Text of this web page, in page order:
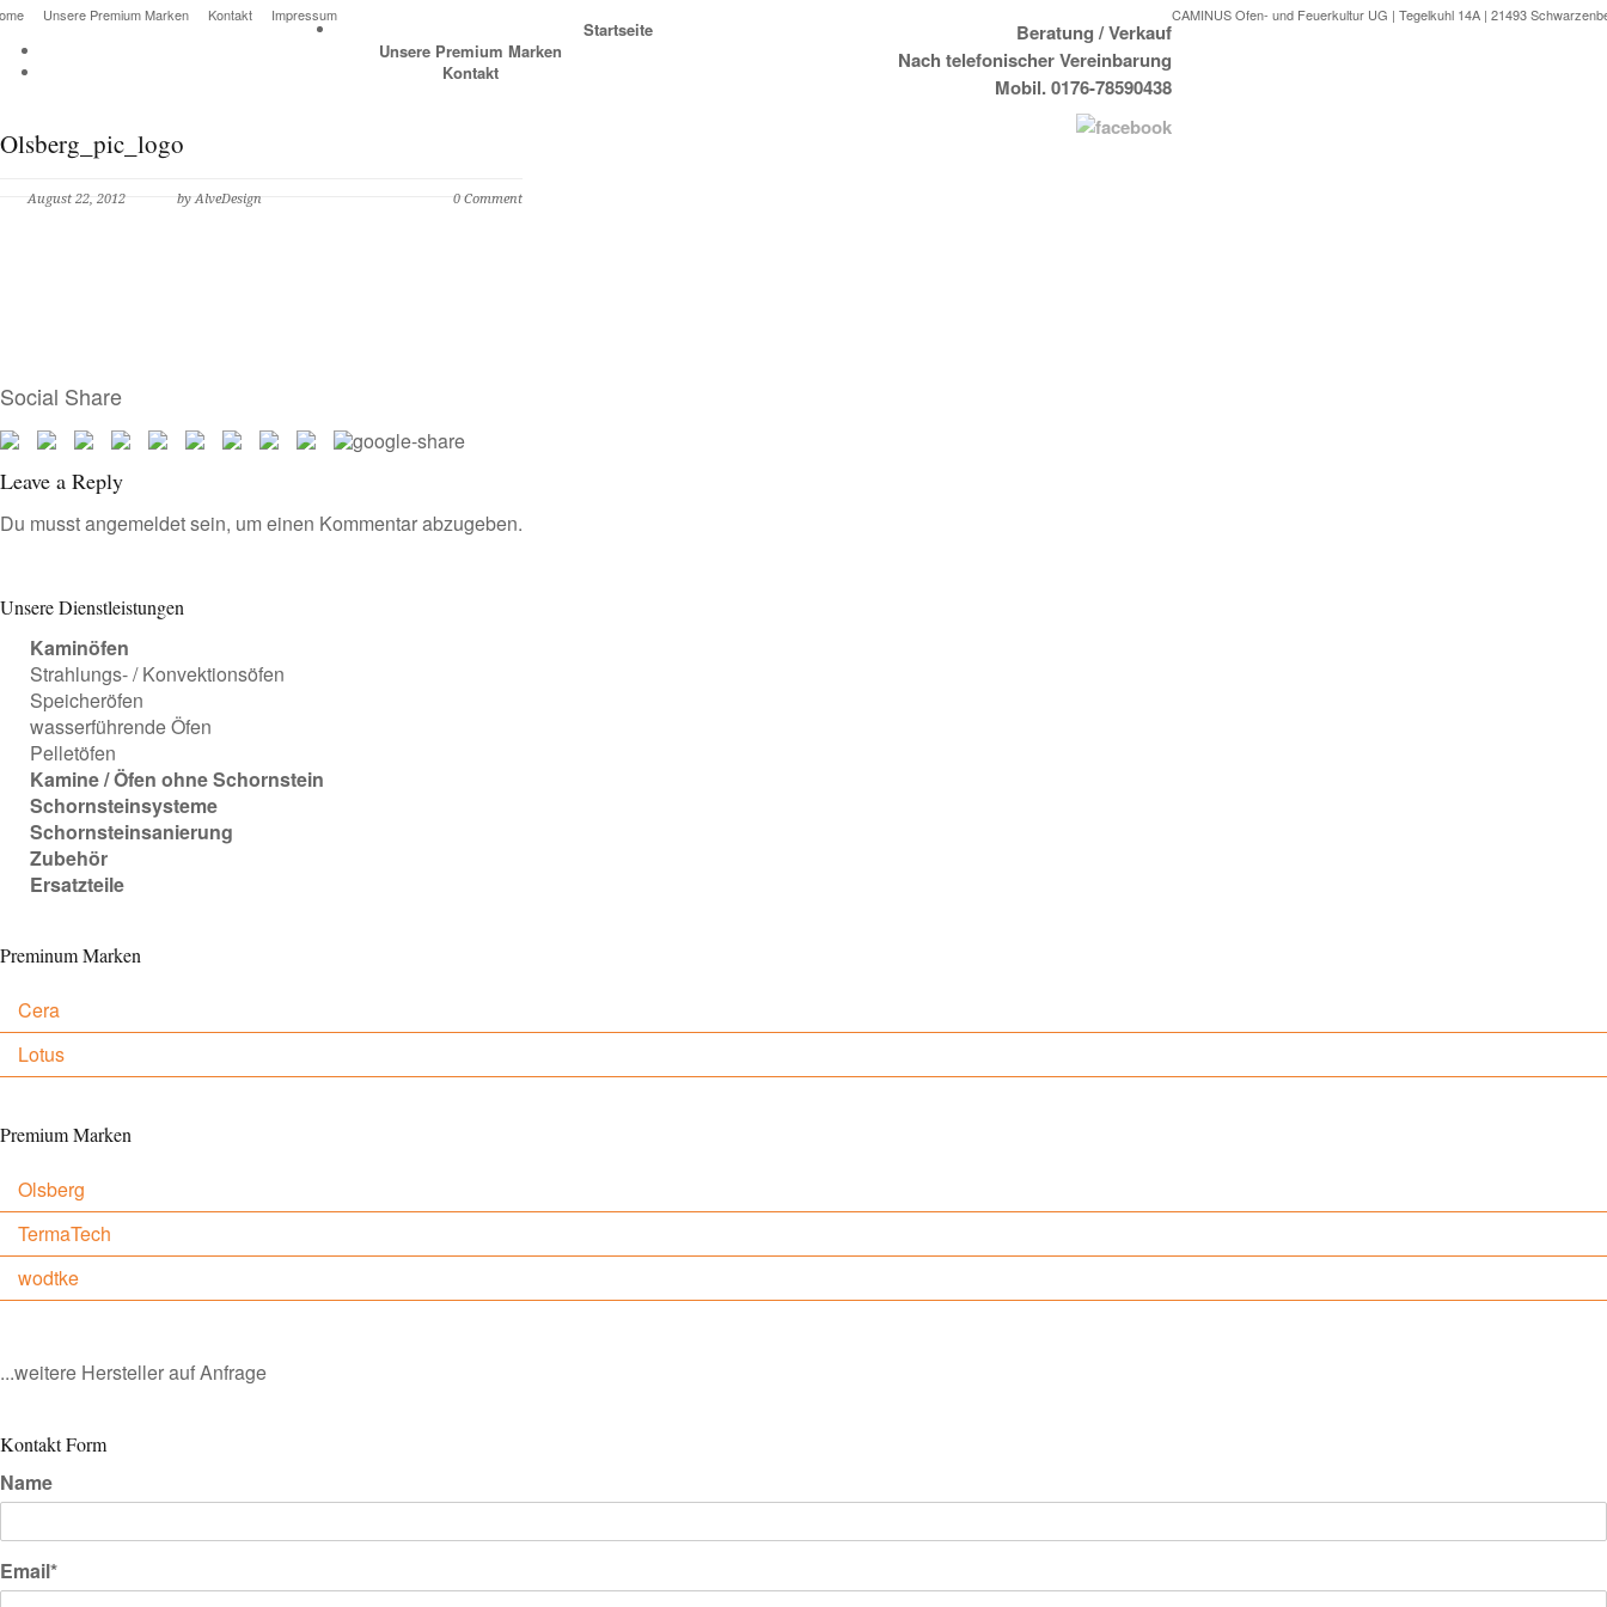
Unsere Premium Marken Kontakt Impressum CAMINUS Ofen- und Feuerkultur UG | Tegelkuhl 14A | 21493
Beratung / Verkauf
Nach telefonischer Vereinbarung
Mobil. 0176-78590438
Startseite
Unsere Premium Marken
Kontakt
Olsberg_pic_logo
August 22, 2012 by AlveDesign 0 Comment
Social Share
Leave a Reply
Du musstangemeldetsein, um einen Kommentar abzugeben.
Unsere Dienstleistungen
Kaminöfen
Strahlungs- / Konvektionsöfen
Speicheröfen
wasserführende Öfen
Pelletöfen
Kamine / Öfen ohne Schornstein
Schornsteinsysteme
Schornsteinsanierung
Zubehör
Ersatzteile
Preminum Marken
Cera
Lotus
Premium Marken
Olsberg
TermaTech
wodtke
...weitere Hersteller auf Anfrage
Kontakt Form
Name
Email*